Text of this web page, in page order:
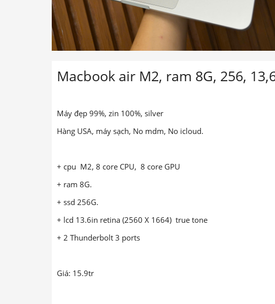
Macbook air M2, ram 8G, 256,
Máy đẹp 99%, zin 100%, silver
Hàng USA, máy sạch, No mdm, No icloud.
+ cpu M2, 8 core CPU, 8 core GPU
+ ram 8G.
+ ssd 256G.
+ lcd 13.6in retina (2560 X 1664) true tone
+ 2 Thunderbolt 3 ports
Giá: 15.9tr